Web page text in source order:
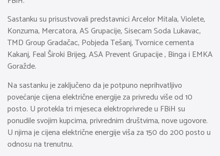
Sastanku su prisustvovali predstavnici Arcelor Mitala, Violete,
Konzuma, Mercatora, AS Grupacije, Sisecam Soda Lukavac,
TMD Group Gradačac, Pobjeda Tešanj, Tvornice cementa
Kakanj, Feal Široki Brijeg, ASA Prevent Grupacije , Binga i EMKA
Goražde.
Na sastanku je zaključeno da je potpuno neprihvatljivo
povećanje cijena električne energije za privredu više od 10
posto. U protekla tri mjeseca elektroprivrede u FBiH su
ponudile svojim kupcima, privrednim društvima, nove ugovore.
U njima je cijena električne energije viša za 150 do 200 posto u
odnosu na trenutnu.